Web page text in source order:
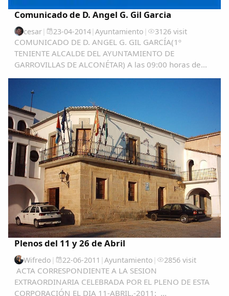
Comunicado de D. Angel G. Gil Garcia
cesar| 23-04-2014| Ayuntamiento | 3126 visit
COMUNICADO DE D. ANGEL G. GIL GARCÍA(1º
TENIENTE ALCALDE DEL AYUNTAMIENTO DE
GARROVILLAS DE ALCONÉTAR) A las 09:00 horas de
que hace...
Plenos del 11 y 26 de Abril
Wifredo | 22-06-2011 | Ayuntamiento | 2856 visit
ACTA CORRESPONDIENTE A LA SESION
EXTRAORDINARIA CELEBRADA POR EL PLENO DE ESTA
CORPORACIÓN EL DIA 11-ABRIL.-2011: ...